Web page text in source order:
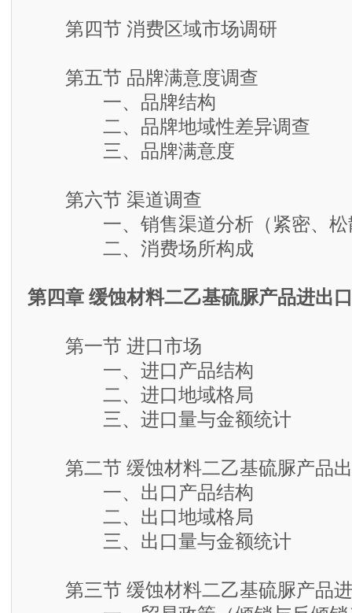
第四节 消费区域市场调研
第五节 品牌满意度调查
一、品牌结构
二、品牌地域性差异调查
三、品牌满意度
第六节 渠道调查
一、销售渠道分析（紧密、松
二、消费场所构成
第四章 缓蚀材料二乙基硫脲产品进出
第一节 进口市场
一、进口产品结构
二、进口地域格局
三、进口量与金额统计
第二节 缓蚀材料二乙基硫脲产品
一、出口产品结构
二、出口地域格局
三、出口量与金额统计
第三节 缓蚀材料二乙基硫脲产品